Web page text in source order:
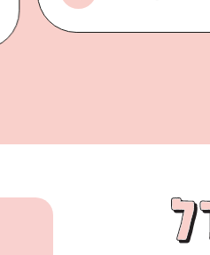
למתכון המלא